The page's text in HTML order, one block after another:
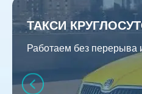
ТАКСИ
Работаем без перерыва